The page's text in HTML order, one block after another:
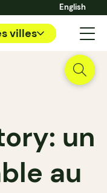
English
villes
un
au